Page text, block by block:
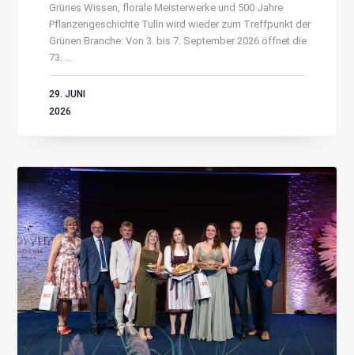
Grünes Wissen, florale Meisterwerke und 500 Jahre
Pflanzengeschichte Tulln wird wieder zum Treffpunkt der
Grünen Branche: Von 3. bis 7. September 2026 öffnet die
73. ...
29. JUNI
2026